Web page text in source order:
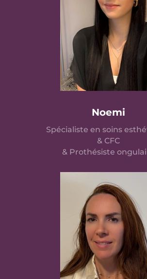
Noemi
Spécialiste en soins
& CFC
& Prothésiste